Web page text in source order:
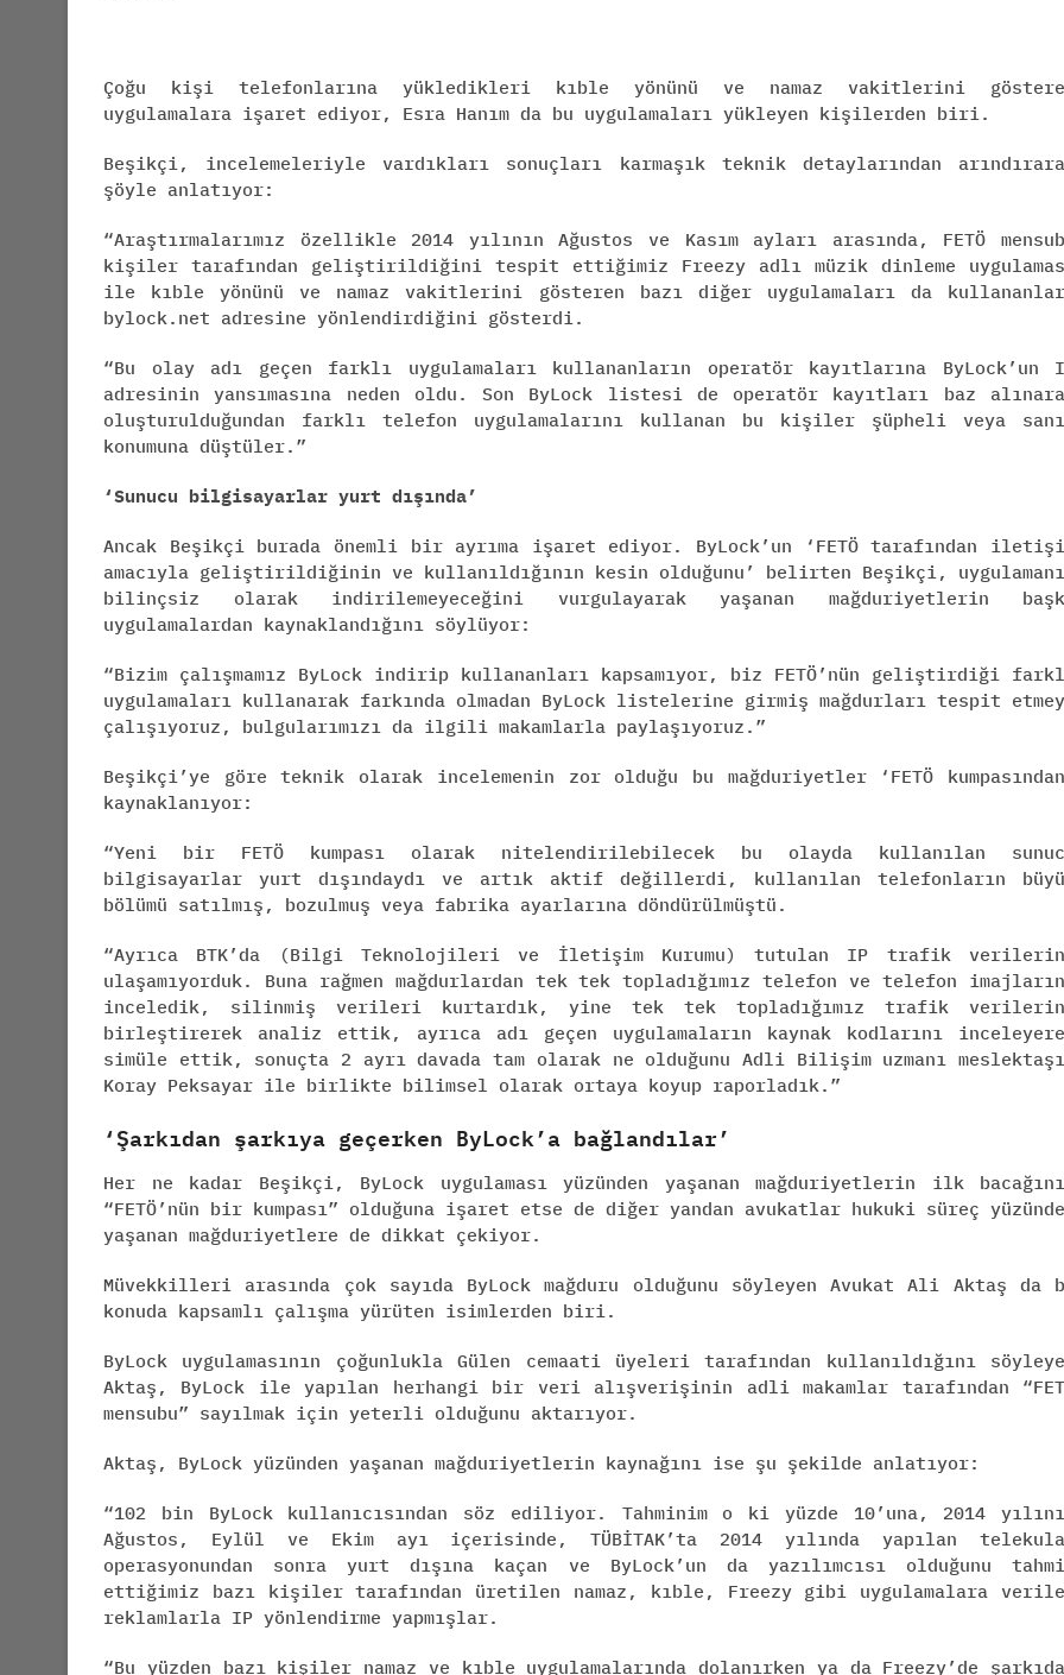
Çoğu kişi telefonlarına yükledikleri kıble yönünü ve namaz vakitlerini
uygulamalara işaret ediyor, Esra Hanım da bu uygulamaları yükleyen kişilerden biri.
Beşikçi, incelemeleriyle vardıkları sonuçları karmaşık teknik detaylarından
şöyle anlatıyor:
“Araştırmalarımız özellikle 2014 yılının Ağustos ve Kasım ayları arasında, FETÖ
kişiler tarafından geliştirildiğini tespit ettiğimiz Freezy adlı müzik dinleme
ile kıble yönünü ve namaz vakitlerini gösteren bazı diğer uygulamaları da
bylock.net adresine yönlendirdiğini gösterdi.
“Bu olay adı geçen farklı uygulamaları kullananların operatör kayıtlarına ByLock’un
adresinin yansımasına neden oldu. Son ByLock listesi de operatör kayıtları baz
oluşturulduğundan farklı telefon uygulamalarını kullanan bu kişiler şüpheli veya
konumuna düştüler.”
‘Sunucu bilgisayarlar yurt dışında’
Ancak Beşikçi burada önemli bir ayrıma işaret ediyor. ByLock’un ‘FETÖ tarafından
amacıyla geliştirildiğinin ve kullanıldığının kesin olduğunu’ belirten Beşikçi,
bilinçsiz olarak indirilemeyeceğini vurgulayarak yaşanan mağduriyetlerin
uygulamalardan kaynaklandığını söylüyor:
“Bizim çalışmamız ByLock indirip kullananları kapsamıyor, biz FETÖ’nün geliştirdiği
uygulamaları kullanarak farkında olmadan ByLock listelerine girmiş mağdurları tespit
çalışıyoruz, bulgularımızı da ilgili makamlarla paylaşıyoruz.”
Beşikçi’ye göre teknik olarak incelemenin zor olduğu bu mağduriyetler ‘FETÖ
kaynaklanıyor:
“Yeni bir FETÖ kumpası olarak nitelendirilebilecek bu olayda kullanılan
bilgisayarlar yurt dışındaydı ve artık aktif değillerdi, kullanılan telefonların
bölümü satılmış, bozulmuş veya fabrika ayarlarına döndürülmüştü.
“Ayrıca BTK’da (Bilgi Teknolojileri ve İletişim Kurumu) tutulan IP trafik
ulaşamıyorduk. Buna rağmen mağdurlardan tek tek topladığımız telefon ve telefon
inceledik, silinmiş verileri kurtardık, yine tek tek topladığımız trafik
birleştirerek analiz ettik, ayrıca adı geçen uygulamaların kaynak kodlarını
simüle ettik, sonuçta 2 ayrı davada tam olarak ne olduğunu Adli Bilişim uzmanı
Koray Peksayar ile birlikte bilimsel olarak ortaya koyup raporladık.”
‘Şarkıdan şarkıya geçerken ByLock’a bağlandılar’
Her ne kadar Beşikçi, ByLock uygulaması yüzünden yaşanan mağduriyetlerin ilk
“FETÖ’nün bir kumpası” olduğuna işaret etse de diğer yandan avukatlar hukuki süreç
yaşanan mağduriyetlere de dikkat çekiyor.
Müvekkilleri arasında çok sayıda ByLock mağduru olduğunu söyleyen Avukat Ali Aktaş da
konuda kapsamlı çalışma yürüten isimlerden biri.
ByLock uygulamasının çoğunlukla Gülen cemaati üyeleri tarafından kullanıldığını
Aktaş, ByLock ile yapılan herhangi bir veri alışverişinin adli makamlar tarafından
mensubu” sayılmak için yeterli olduğunu aktarıyor.
Aktaş, ByLock yüzünden yaşanan mağduriyetlerin kaynağını ise şu şekilde anlatıyor:
“102 bin ByLock kullanıcısından söz ediliyor. Tahminim o ki yüzde 10’una, 2014
Ağustos, Eylül ve Ekim ayı içerisinde, TÜBİTAK’ta 2014 yılında yapılan
operasyonundan sonra yurt dışına kaçan ve ByLock’un da yazılımcısı olduğunu
ettiğimiz bazı kişiler tarafından üretilen namaz, kıble, Freezy gibi uygulamalara
reklamlarla IP yönlendirme yapmışlar.
“Bu yüzden bazı kişiler namaz ve kıble uygulamalarında dolanırken ya da Freezy’de